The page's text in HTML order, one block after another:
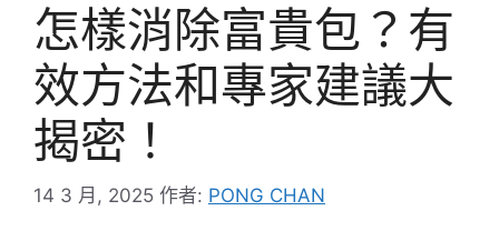
怎樣消除富貴包？有
效方法和專家建議大
揭密！
14 3 月, 2025 作者: PONG CHAN